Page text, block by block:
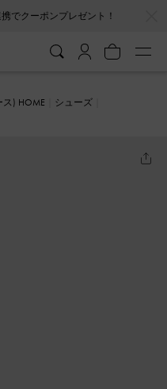
ス) HOME
シューズ